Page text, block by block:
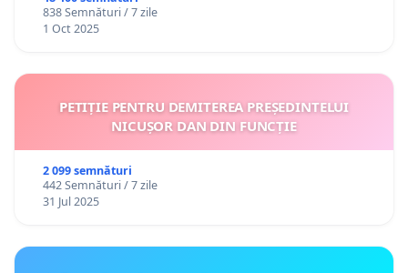
838 Semnături / 7 zile
1 Oct 2025
PETIȚIE PENTRU DEMITEREA PREȘEDINTELUI
NICUȘOR DAN DIN FUNCȚIE
2 099 semnături
442 Semnături / 7 zile
31 Jul 2025